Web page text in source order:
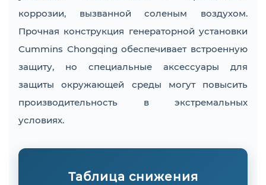
коррозии, вызванной соленым воздухом.
Прочная конструкция генераторной установки
Cummins Chongqing обеспечивает встроенную
защиту, но специальные аксессуары для
защиты окружающей среды могут повысить
производительность в экстремальных
условиях.
Таблица снижения